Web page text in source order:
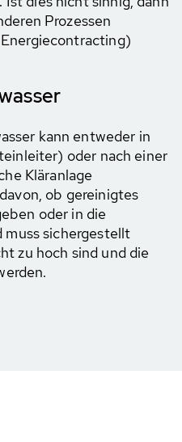
Prozessen
kann entweder in
oder nach einer
Kläranlage
ob gereinigtes
oder in die
sichergestellt
zu hoch sind und die